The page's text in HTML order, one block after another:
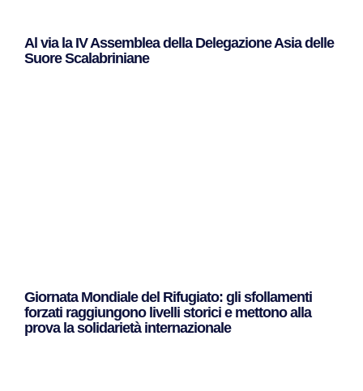
Al via la IV Assemblea della Delegazione Asia delle
Suore Scalabriniane
Giornata Mondiale del Rifugiato: gli sfollamenti
forzati raggiungono livelli storici e mettono alla
prova la solidarietà internazionale